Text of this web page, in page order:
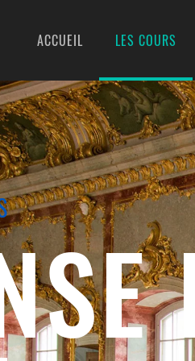
ACCUEIL LES COURS